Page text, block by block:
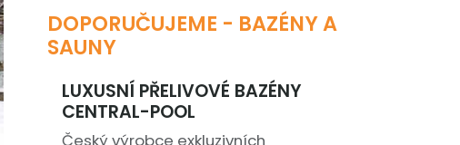
DOPORUČUJEME - BAZÉNY A
SAUNY
LUXUSNÍ PŘELIVOVÉ BAZÉNY
CENTRAL-POOL